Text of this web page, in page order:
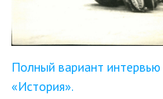
Полный вариант
«История».